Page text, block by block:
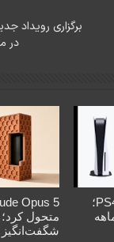
در
فروش PS5 عقب‌تر از PS4؛
شگفت‌انگیز